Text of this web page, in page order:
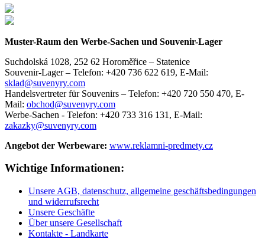
Muster-Raum den Werbe-Sachen und Souvenir-Lager
Suchdolská 1028, 252 62 Horoměřice – Statenice
Souvenir-Lager – Telefon: +420 736 622 619, E-Mail:
sklad@suvenyry.com
Handelsvertreter für Souvenirs – Telefon: +420 720 550 470, E-
Mail: obchod@suvenyry.com
Werbe-Sachen - Telefon: +420 733 316 131, E-Mail:
zakazky@suvenyry.com
Angebot der Werbeware: www.reklamni-predmety.cz
Wichtige Informationen:
Unsere AGB, datenschutz, allgemeine geschäftsbedingungen
und widerrufsrecht
Unsere Geschäfte
Über unsere Gesellschaft
Kontakte - Landkarte